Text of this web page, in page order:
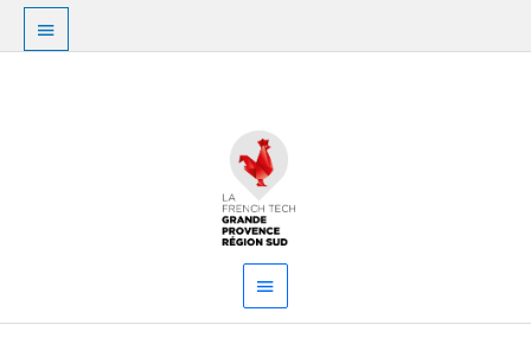
Aller
contenu
Au
dessus
principal